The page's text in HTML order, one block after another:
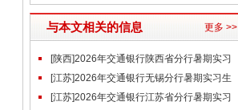
招聘公告（6.26）
与本文相关的信息 更多 >>
[陕西]2026年交通银行陕西省分行暑期实习
生招聘公告
[江苏]2026年交通银行无锡分行暑期实习生
招聘公告
[江苏]2026年交通银行江苏省分行暑期实习